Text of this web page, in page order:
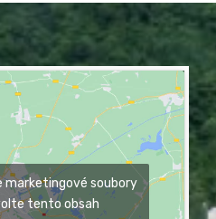
marketingové soubory
tento obsah